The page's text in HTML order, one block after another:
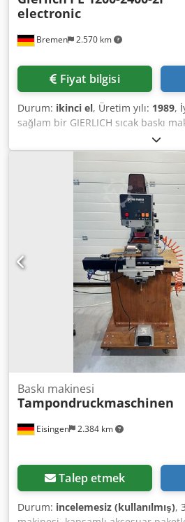
Bremen 2.570 km
electronic
Fiyat bilgisi
Durum: ikinci el, Üretim yılı: 1989,
sağlam bir GIERLICH sıcak baskı
makinesi) satılıktır. Teknik
Marka: GIERLICH Tip: PE 1200-
yılı: 1989 Makine, önceden
yakınlarında incelenebilir. Satış,
bulunduğu yerden yapılacaktır. Ön
_____ Genel satış şartlarımız
veya veri iletim hatalarından
resimler, sahibi tarafından bize
için onaylanmıştır. Sunulan
gösterilen resimlere uygundur.
durumu ve aşınma payı, yaşına
makineler yalnızca ticari amaçla
işletmelere ve herhangi bir garanti
satılmaktadır.
Eisingen 2.384 km
Baskı makinesi
Tampondruckmaschinen
Talep etmek
Durum: incelemesiz (kullanılmış),